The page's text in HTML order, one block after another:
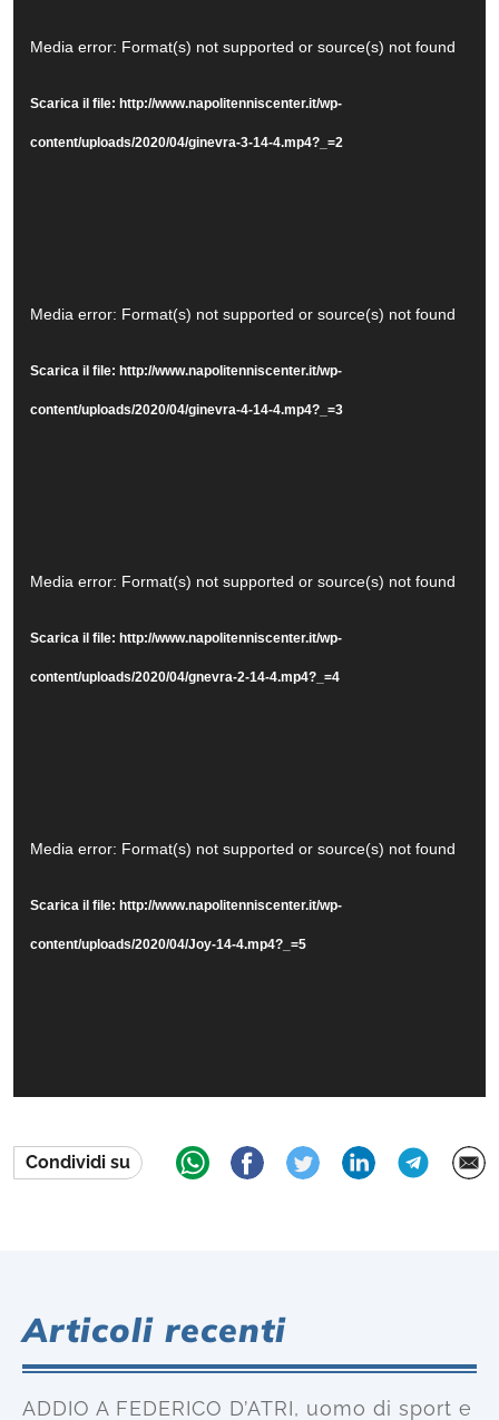
Video
Media error: Format(s) not supported or source(s) not found
Scarica il file: http://www.napolitenniscenter.it/wp-
content/uploads/2020/04/ginevra-3-14-4.mp4?_=2
Video
Media error: Format(s) not supported or source(s) not found
Scarica il file: http://www.napolitenniscenter.it/wp-
content/uploads/2020/04/ginevra-4-14-4.mp4?_=3
Video
Media error: Format(s) not supported or source(s) not found
Scarica il file: http://www.napolitenniscenter.it/wp-
content/uploads/2020/04/gnevra-2-14-4.mp4?_=4
Video
Media error: Format(s) not supported or source(s) not found
Scarica il file: http://www.napolitenniscenter.it/wp-
content/uploads/2020/04/Joy-14-4.mp4?_=5
Condividi su
Articoli recenti
ADDIO A FEDERICO D’ATRI, uomo di sport e